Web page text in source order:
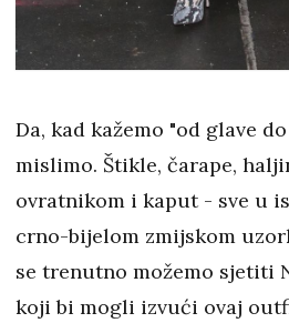
Da, kad kažemo "od glave
mislimo. Štikle, čarape,
ovratnikom i kaput - sve u
crno-bijelom zmijskom
se trenutno možemo sjetiti
koji bi mogli izvući ovaj